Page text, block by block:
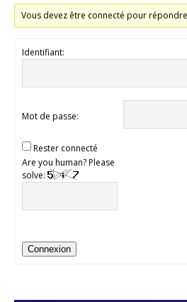
Vous devez être connecté pour
Identifiant:
Mot de passe:
Rester connecté
Are you human? Please
solve:
Connexion